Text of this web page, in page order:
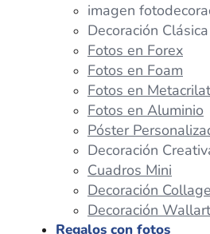
imagen
Decoración Clásica
Fotos en Forex
Fotos en Foam
Fotos en
Fotos en Aluminio
Póster
Decoración
Cuadros Mini
Decoración Collage
Decoración Wallart
Regalos con fotos